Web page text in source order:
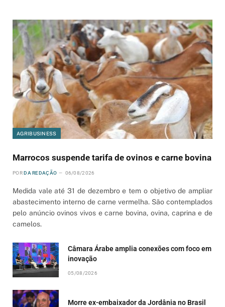
AGRIBUSINESS
Marrocos suspende tarifa de ovinos e carne bovina
POR DA REDAÇÃO 06/08/2026
Medida vale até 31 de dezembro e tem o objetivo de ampliar
abastecimento interno de carne vermelha. São contemplados
pelo anúncio ovinos vivos e carne bovina, ovina, caprina e de
camelos.
Câmara Árabe amplia conexões com foco em
inovação
05/08/2026
Morre ex-embaixador da Jordânia no Brasil